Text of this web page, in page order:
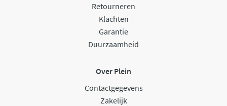
Retourneren
Klachten
Garantie
Duurzaamheid
Over Plein
Contactgegevens
Zakelijk